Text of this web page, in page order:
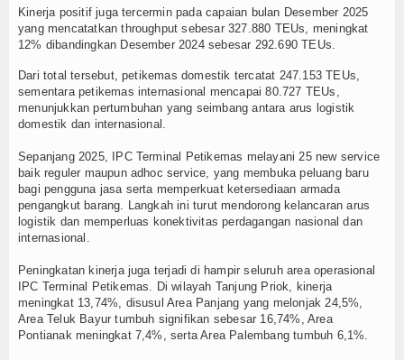
Kinerja positif juga tercermin pada capaian bulan Desember 2025
yang mencatatkan throughput sebesar 327.880 TEUs, meningkat
12% dibandingkan Desember 2024 sebesar 292.690 TEUs.
Dari total tersebut, petikemas domestik tercatat 247.153 TEUs,
sementara petikemas internasional mencapai 80.727 TEUs,
menunjukkan pertumbuhan yang seimbang antara arus logistik
domestik dan internasional.
Sepanjang 2025, IPC Terminal Petikemas melayani 25 new service
baik reguler maupun adhoc service, yang membuka peluang baru
bagi pengguna jasa serta memperkuat ketersediaan armada
pengangkut barang. Langkah ini turut mendorong kelancaran arus
logistik dan memperluas konektivitas perdagangan nasional dan
internasional.
Peningkatan kinerja juga terjadi di hampir seluruh area operasional
IPC Terminal Petikemas. Di wilayah Tanjung Priok, kinerja
meningkat 13,74%, disusul Area Panjang yang melonjak 24,5%,
Area Teluk Bayur tumbuh signifikan sebesar 16,74%, Area
Pontianak meningkat 7,4%, serta Area Palembang tumbuh 6,1%.